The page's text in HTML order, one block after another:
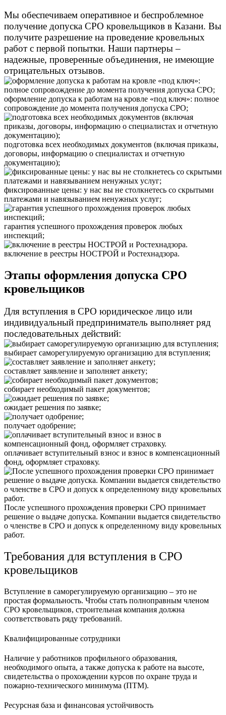
Мы обеспечиваем оперативное и беспроблемное
получение допуска СРО кровельщиков в Казани. Вы
получите разрешение на проведение кровельных
работ с первой попытки. Наши партнеры –
надежные, проверенные объединения, не имеющие
отрицательных отзывов.
оформление допуска к работам на кровле «под ключ»: полное
сопровождение до момента получения допуска СРО;
подготовка всех необходимых документов (включая приказы,
договоры, информацию о специалистах и отчетную
документацию);
фиксированные цены: у нас вы не столкнетесь со скрытыми
платежами и навязыванием ненужных услуг;
гарантия успешного прохождения проверок любых
инспекций;
включение в реестры НОСТРОЙ и Ростехнадзора.
Этапы оформления допуска СРО
кровельщиков
Для вступления в СРО юридическое лицо или
индивидуальный предприниматель выполняет ряд
последовательных действий:
выбирает саморегулируемую организацию для вступления;
составляет заявление и заполняет анкету;
собирает необходимый пакет документов;
ожидает решения по заявке;
получает одобрение;
оплачивает вступительный взнос и взнос в компенсационный
фонд, оформляет страховку.
После успешного прохождения проверки СРО принимает
решение о выдаче допуска. Компании выдается свидетельство
о членстве в СРО и допуск к определенному виду кровельных
работ.
Требования для вступления в СРО
кровельщиков
Вступление в саморегулируемую организацию – это не
простая формальность. Чтобы стать полноправным членом
СРО кровельщиков, строительная компания должна
соответствовать ряду требований.
Квалифицированные сотрудники
Наличие у работников профильного образования,
необходимого опыта, а также допуска к работе на высоте,
свидетельства о прохождении курсов по охране труда и
пожарно-технического минимума (ПТМ).
Ресурсная база и финансовая устойчивость